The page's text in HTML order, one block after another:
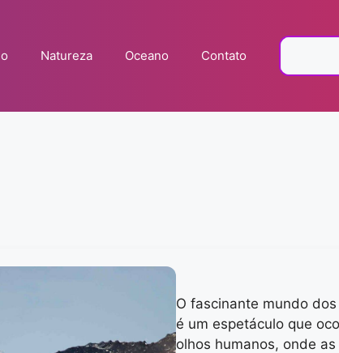
Natureza Oceano Contato
O fascinante mundo
é um espetáculo que
olhos humanos, onde